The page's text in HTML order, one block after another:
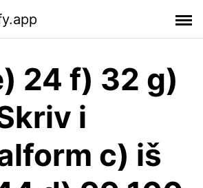
24 f) 32 g)
i
c) iš